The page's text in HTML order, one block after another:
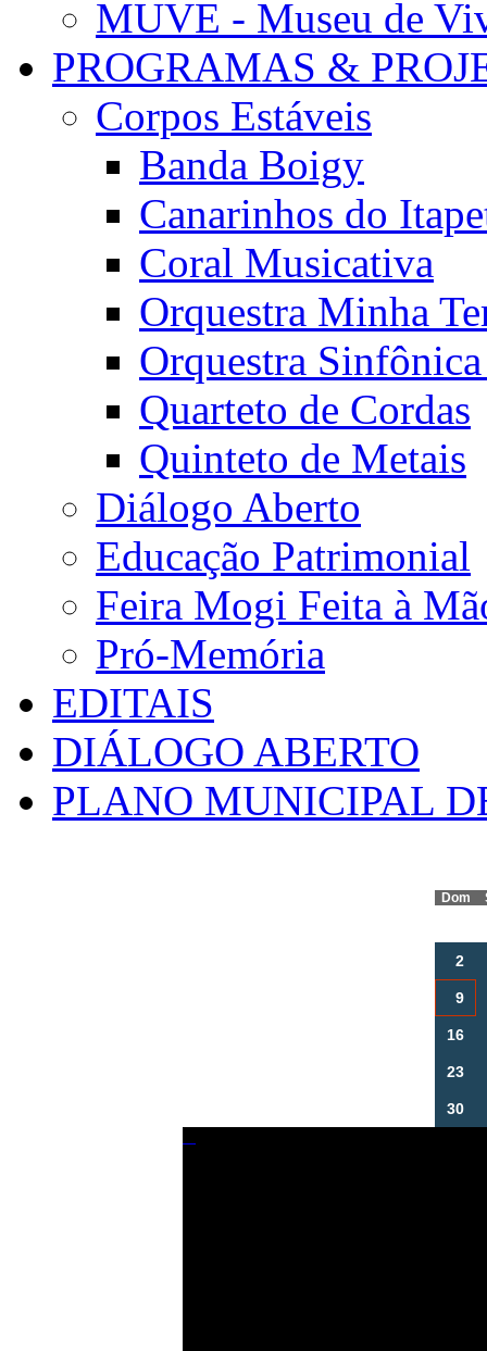
MUVE - Museu de
PROGRAMAS &
Corpos Estáveis
Banda Boigy
Canarinhos do
Coral Musicativa
Orquestra Minha
Orquestra
Quarteto de Cordas
Quinteto de Metais
Diálogo Aberto
Educação Patrimonial
Feira Mogi Feita à
Pró-Memória
EDITAIS
DIÁLOGO ABERTO
PLANO MUNICIPAL
Dom
2
9
16
23
30